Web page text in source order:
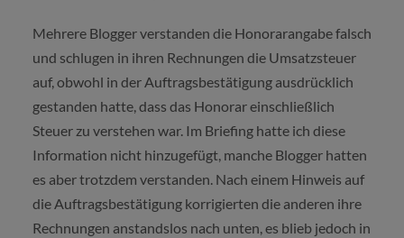
Mehrere Blogger verstanden die Honorarangabe falsch
und schlugen in ihren Rechnungen die Umsatzsteuer
auf, obwohl in der Auftragsbestätigung ausdrücklich
gestanden hatte, dass das Honorar einschließlich
Steuer zu verstehen war. Im Briefing hatte ich diese
Information nicht hinzugefügt, manche Blogger hatten
es aber trotzdem verstanden. Nach einem Hinweis auf
die Auftragsbestätigung korrigierten die anderen ihre
Rechnungen anstandslos nach unten, es blieb jedoch in